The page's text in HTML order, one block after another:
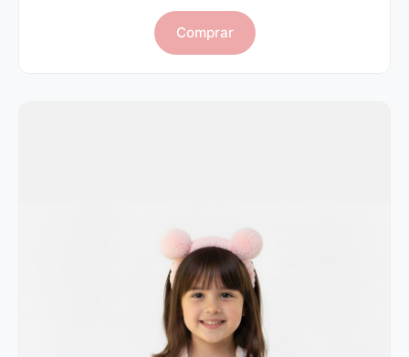
Comprar